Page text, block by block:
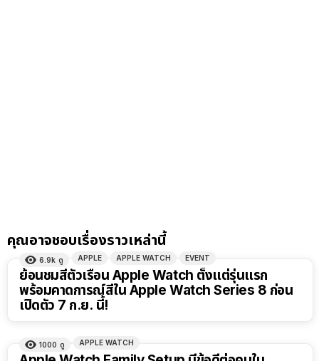
คุณอาจชอบเรื่องราวเหล่านี้
6.9k ดู APPLE APPLE WATCH EVENT
ย้อนชมสีตัวเรือน Apple Watch ตั้งแต่รุ่นแรก
พร้อมคาดการณ์สีใน Apple Watch Series 8 ก่อน
เปิดตัว 7 ก.ย. นี้!
1000 ดู APPLE WATCH